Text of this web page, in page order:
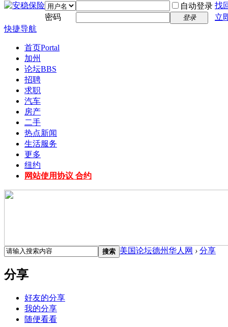
自动登录 找
密码
登录
立
快捷导航
首页Portal
加州
论坛BBS
招聘
求职
汽车
房产
二手
热点新闻
生活服务
更多
纽约
网站使用协议 合约
搜索 美国论坛德州华人网 › 分享
分享
好友的分享
我的分享
随便看看